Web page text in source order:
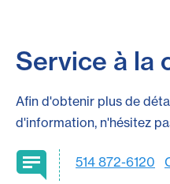
Service à la
Afin d'obtenir plus de
d'information, n'hésitez
514 872-6120